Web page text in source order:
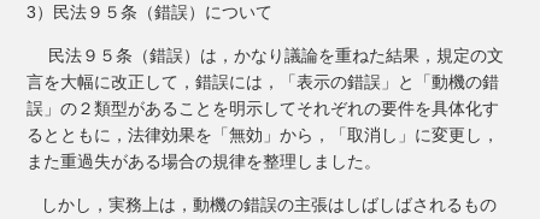
3）民法９５条（錯誤）について
民法９５条（錯誤）は，かなり議論を重ねた結果，規定の文
言を大幅に改正して，錯誤には，「表示の錯誤」と「動機の錯
誤」の２類型があることを明示してそれぞれの要件を具体化す
るとともに，法律効果を「無効」から，「取消し」に変更し，
また重過失がある場合の規律を整理しました。
しかし，実務上は，動機の錯誤の主張はしばしばされるもの